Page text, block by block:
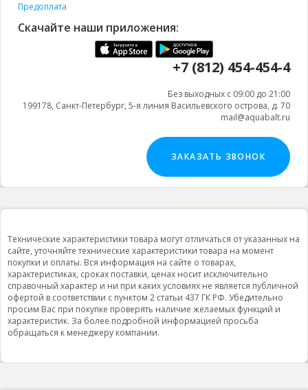
Предоплата
Скачайте наши приложения:
+7 (812) 454-454-4
Без выходных с 09:00 до 21:00
199178, Санкт-Петербург, 5-я линия Васильевского острова, д. 70
mail@aquabalt.ru
ЗАКАЗАТЬ ЗВОНОК
Технические характеристики товара могут отличаться от указанных на
сайте, уточняйте технические характеристики товара на момент
покупки и оплаты. Вся информация на сайте о товарах,
характеристиках, сроках поставки, ценах носит исключительно
справочный характер и ни при каких условиях не является публичной
офертой в соответствии с пунктом 2 статьи 437 ГК РФ. Убедительно
просим Вас при покупке проверять наличие желаемых функций и
характеристик. За более подробной информацией просьба
обращаться к менеджеру компании.